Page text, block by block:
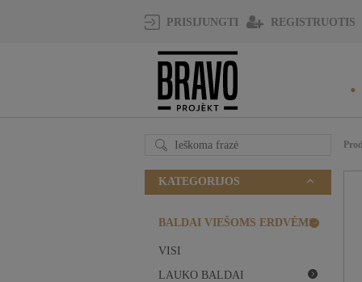
PRISIJUNGTI REGISTRUOTIS
KATEGORIJOS
BALDAI VIEŠOMS ERDVĖMS
VISI
LAUKO BALDAI